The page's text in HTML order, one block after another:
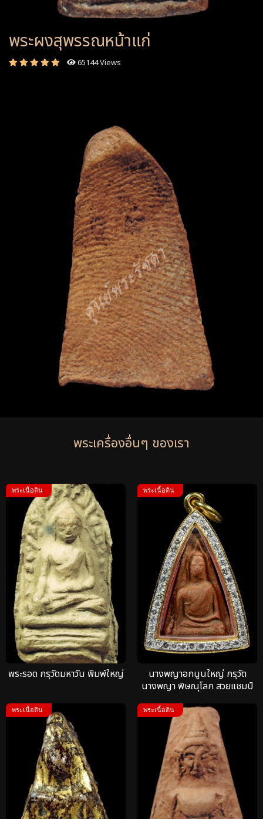
พระผงสุพรรณหน้าแก่
65144 Views
พระเครื่องอื่นๆ ของเรา
พระเนื้อดิน
พระรอด กรุวัดมหาวัน พิมพ์ใหญ่
พระเนื้อดิน
นางพญาอกนูนใหญ่ กรุวัด
นางพญา พิษณุโลก สวยแชมป์
พระเนื้อดิน พระเนื้อดิน